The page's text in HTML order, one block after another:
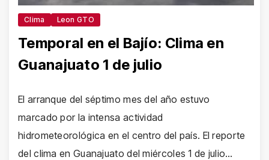
Clima Leon GTO
Temporal en el Bajío: Clima en
Guanajuato 1 de julio
El arranque del séptimo mes del año estuvo
marcado por la intensa actividad
hidrometeorológica en el centro del país. El reporte
del clima en Guanajuato del miércoles 1 de julio…